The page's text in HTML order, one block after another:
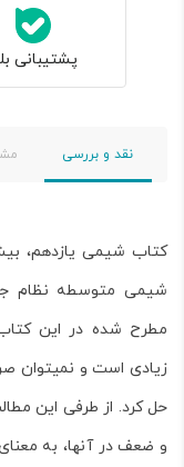
پشتیبانی
نقد و بررسی
کتاب شیمی یازدهم،
شیمی متوسطه نظام
مطرح شده در این
زیادی است و نمی­توان
حل کرد. از طرفی این
و ضعف در آنها، به